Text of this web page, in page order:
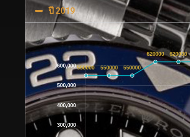
ปี 2019
550000 550000 550000
620000 620000
300,000
400,000
500,000
600,000